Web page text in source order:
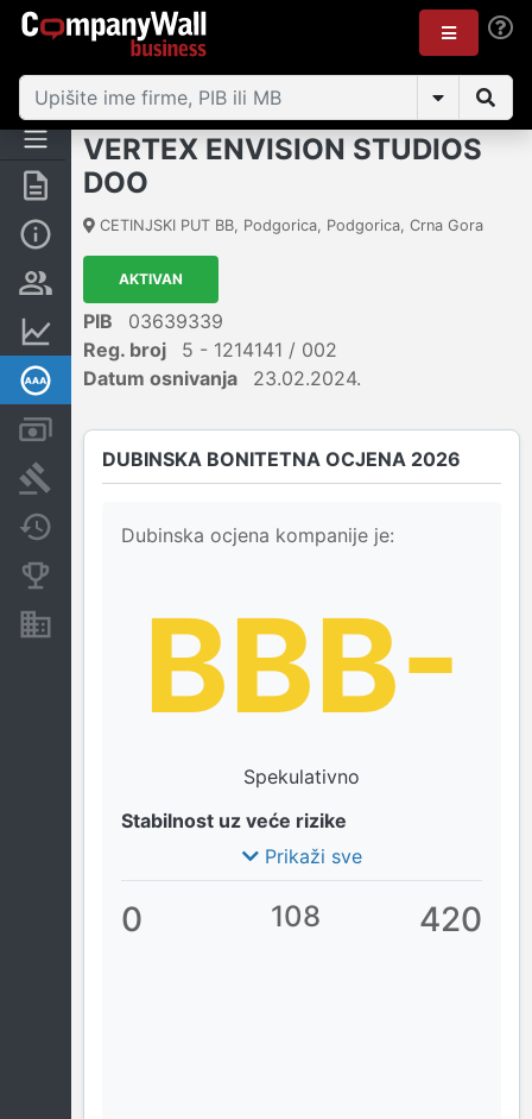
Sažetak
Osnovni podaci
Osobe i vlasništvo
Finansijski podaci
Dubinska bonitetna ocjena
Računi i blokade
Promjene
Nekretnine i imovina
VERTEX ENVISION STUDIOS
DOO
CETINJSKI PUT BB, Podgorica, Podgorica, Crna Gora
AKTIVAN
PIB
03639339
Reg. broj
5 - 1214141 / 002
Datum osnivanja
23.02.2024.
DUBINSKA BONITETNA OCJENA 2026
Dubinska ocjena kompanije je:
BBB-
Spekulativno
Stabilnost uz veće rizike
Prikaži sve
0 108 420